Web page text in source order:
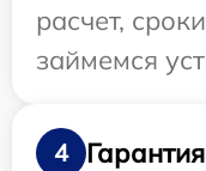
расчет,
займемся
4
Гарантия